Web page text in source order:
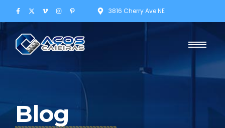
3816 Cherry Ave NE
Blog